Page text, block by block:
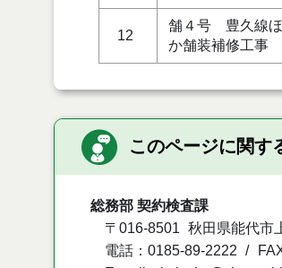
12
舗４号 豊久線ほ
か舗装補修工事
このページに関す
総務部 契約検査課
〒016-8501
秋田県能代市
電話：0185-89-2222